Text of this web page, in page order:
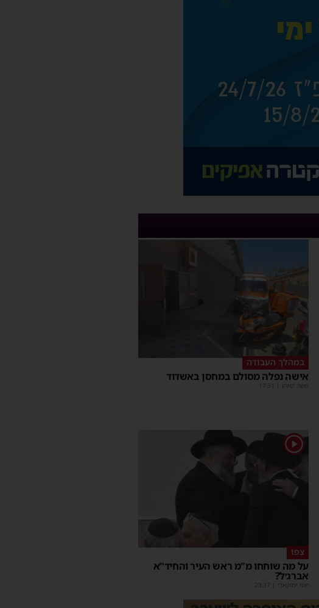
במהלך העבודה
אישה נפלה מסולם במחסן באשדוד
משה קאהן 17:31
1
צפו
על מה שוחחו מ"מ ראש העיר והחיד"א
אברג׳ל?
יוסי יחזקאלי 23:37